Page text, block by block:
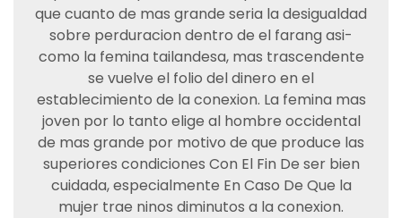
que cuanto de mas grande seri­a la desigualdad
sobre perduracion dentro de el farang asi­
como la femina tailandesa, mas trascendente
se vuelve el folio del dinero en el
establecimiento de la conexion. La femina mas
joven por lo tanto elige al hombre occidental
de mas grande por motivo de que produce las
superiores condiciones Con El Fin De ser bien
cuidada, especialmente En Caso De Que la
mujer trae ninos diminutos a la conexion.